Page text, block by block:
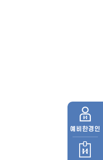
예비 한경인